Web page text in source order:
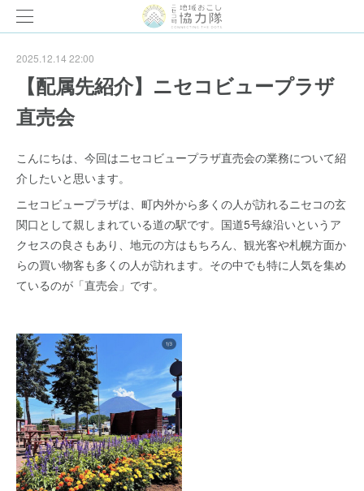
2025.12.14 22:00
【配属先紹介】ニセコビュープラザ
直売会
こんにちは、今回はニセコビュープラザ直売会の業務について紹
介したいと思います。
ニセコビュープラザは、町内外から多くの人が訪れるニセコの玄
関口として親しまれている道の駅です。国道5号線沿いというア
クセスの良さもあり、地元の方はもちろん、観光客や札幌方面か
らの買い物客も多くの人が訪れます。その中でも特に人気を集め
ているのが「直売会」です。